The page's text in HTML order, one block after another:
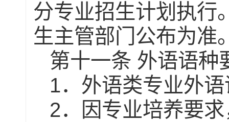
分专业招生计划执行
生主管部门公布为准
第十一条 外语语种
1．外语类专业外
2．因专业培养要